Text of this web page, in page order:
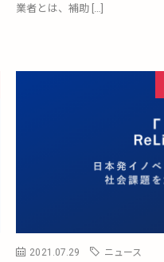
業者とは、補助 […]
2021.07.29 ニュース